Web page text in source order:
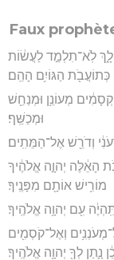
Faux
לָ֑ךְ לֹֽא־תִלְמַ֣ד לַעֲשׂ֔וֹת
כְּתוֹעֲבֹ֖ת הַגּוֹיִ֥ם הָהֵֽם׃
מְעוֹנֵ֥ן וּמְנַחֵ֖שׁ
וּמְכַשֵּֽׁף׃
וְדֹרֵ֖שׁ אֶל־הַמֵּתִֽים׃
הָאֵ֔לֶּה יְהוָ֣ה אֱלֹהֶ֔יךָ
מוֹרִ֥ישׁ אוֹתָ֖ם מִפָּנֶֽיךָ׃
עִ֖ם יְהוָ֥ה אֱלֹהֶֽיךָ׃
וְאֶל־קֹסְמִ֖ים
נָ֛תַן לְךָ֖ יְהוָ֥ה אֱלֹהֶֽיךָ׃